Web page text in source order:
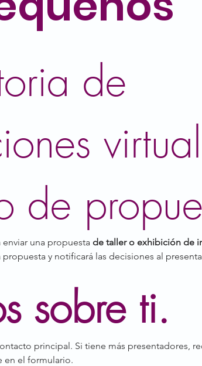
de
de
una propuesta de taller o exhibición de
y notificará las decisiones al
sobre ti.
principal. Si tiene más presentadores,
en el formulario.